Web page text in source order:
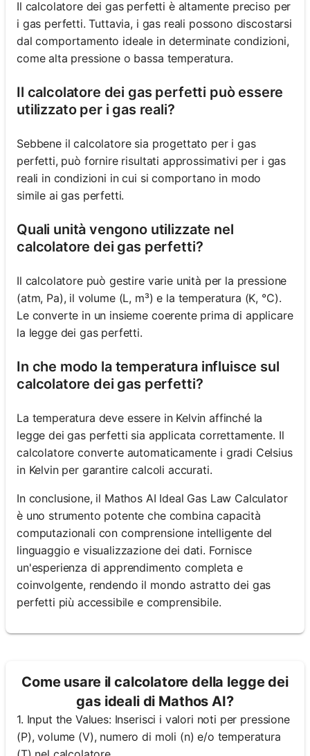
Il calcolatore dei gas perfetti è altamente preciso per
i gas perfetti. Tuttavia, i gas reali possono discostarsi
dal comportamento ideale in determinate condizioni,
come alta pressione o bassa temperatura.
Il calcolatore dei gas perfetti può essere
utilizzato per i gas reali?
Sebbene il calcolatore sia progettato per i gas
perfetti, può fornire risultati approssimativi per i gas
reali in condizioni in cui si comportano in modo
simile ai gas perfetti.
Quali unità vengono utilizzate nel
calcolatore dei gas perfetti?
Il calcolatore può gestire varie unità per la pressione
(atm, Pa), il volume (L, m³) e la temperatura (K, °C).
Le converte in un insieme coerente prima di applicare
la legge dei gas perfetti.
In che modo la temperatura influisce sul
calcolatore dei gas perfetti?
La temperatura deve essere in Kelvin affinché la
legge dei gas perfetti sia applicata correttamente. Il
calcolatore converte automaticamente i gradi Celsius
in Kelvin per garantire calcoli accurati.
In conclusione, il Mathos AI Ideal Gas Law Calculator
è uno strumento potente che combina capacità
computazionali con comprensione intelligente del
linguaggio e visualizzazione dei dati. Fornisce
un'esperienza di apprendimento completa e
coinvolgente, rendendo il mondo astratto dei gas
perfetti più accessibile e comprensibile.
Come usare il calcolatore della legge dei
gas ideali di Mathos AI?
1. Input the Values: Inserisci i valori noti per pressione
(P), volume (V), numero di moli (n) e/o temperatura